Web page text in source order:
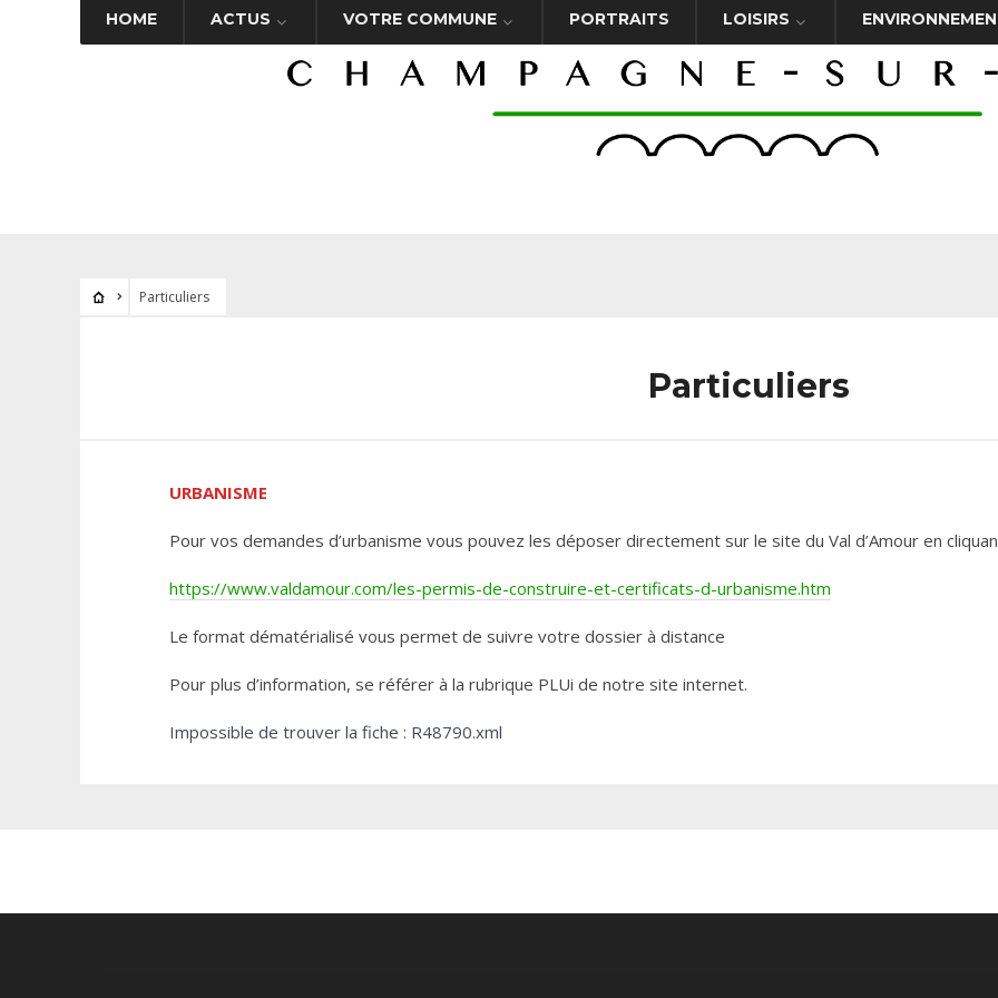
HOME ACTUS VOTRE COMMUNE PORTRAITS LOISIRS
Particuliers
Particuliers
URBANISME
Pour vos demandes d’urbanisme vous pouvez les déposer directement sur le site du Val d’Amour en
https://www.valdamour.com/les-permis-de-construire-et-certificats-d-urbanisme.htm
Le format dématérialisé vous permet de suivre votre dossier à distance
Pour plus d’information, se référer à la rubrique PLUi de notre site internet.
Impossible de trouver la fiche : R48790.xml